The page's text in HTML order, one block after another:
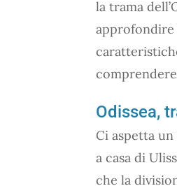
la trama
approfondire
comprendere
Odissea,
Ci aspetta
a casa di
che la